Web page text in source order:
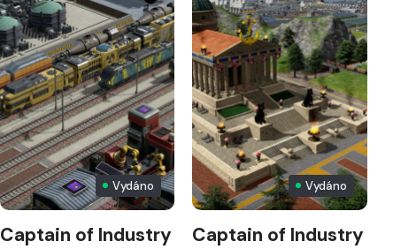
Vydáno
Captain of Industry
Vydáno
Captain of Industry